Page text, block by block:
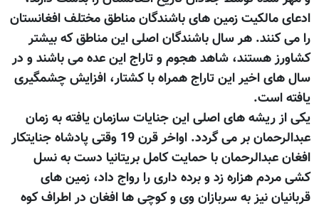
ادعای مالکيت زمين های باشندگان مناطق مختلف افغانستان
را می کنند. هر سال باشندگان اصلی اين مناطق که بيشتر
کشاورز هستند، شاهد هجوم و تاراج اين عده می باشند و در
سال های اخير اين تاراج همراه با کشتار، افزايش چشمگيری
يافته است.
یکی از ریشه های اصلی این جنایات سازمان یافته به زمان
عبدالرحمان بر می گردد. اواخر قرن 19 وقتی پادشاه جنایتکار
افغان عبدالرحمان با حمایت کامل بریتانیا دست به نسل
کشی مردم هزاره زد و برده داری را رواج داد، زمین های
قربانیان نیز به سربازان وی و کوچی ها افغان در اطراف کوه